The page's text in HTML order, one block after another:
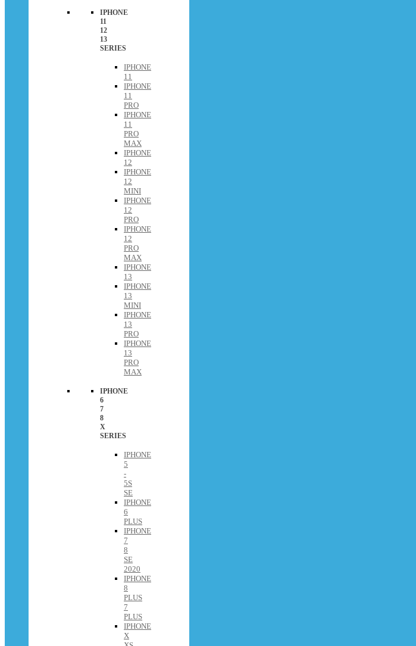
IPHONE
11
12
13
SERIES
IPHONE
11
IPHONE
11
PRO
IPHONE
11
PRO
MAX
IPHONE
12
IPHONE
12
MINI
IPHONE
12
PRO
IPHONE
12
PRO
MAX
IPHONE
13
IPHONE
13
MINI
IPHONE
13
PRO
IPHONE
13
PRO
MAX
IPHONE
6
7
8
X
SERIES
IPHONE
5
-
5S
SE
IPHONE
6
PLUS
IPHONE
7
8
SE
2020
IPHONE
8
PLUS
7
PLUS
IPHONE
X